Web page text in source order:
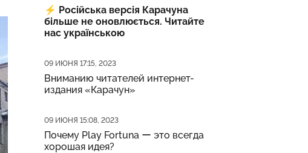
⚡️ Російська версія Карачуна
більше не оновлюється. Читайте
нас українською
Дата публикации
09 ИЮНЯ 17:15, 2023
Вниманию читателей интернет-
издания «Карачун»
Дата публикации
09 ИЮНЯ 15:08, 2023
Почему Play Fortuna ー это всегда
хорошая идея?